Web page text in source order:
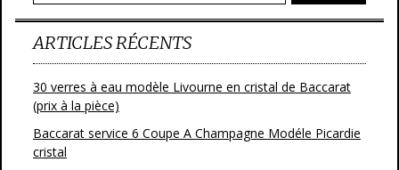
k
ARTICLES RÉCENTS
30 verres à eau modèle Livourne en cristal de Baccarat
(prix à la pièce)
Baccarat service 6 Coupe A Champagne Modéle Picardie
cristal